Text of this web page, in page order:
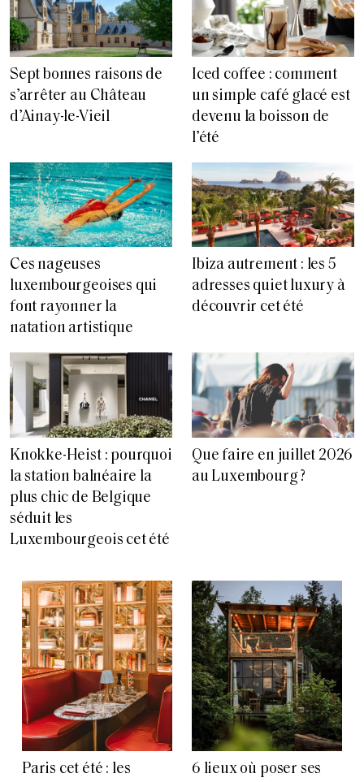
Sept bonnes raisons de
s’arrêter au Château
d’Ainay-le-Vieil
Iced coffee : comment
un simple café glacé est
devenu la boisson de
l’été
Ces nageuses
luxembourgeoises qui
font rayonner la
natation artistique
Ibiza autrement : les 5
adresses quiet luxury à
découvrir cet été
Knokke-Heist : pourquoi
la station balnéaire la
plus chic de Belgique
séduit les
Luxembourgeois cet été
Que faire en juillet 2026
au Luxembourg ?
Paris cet été : les
6 lieux où poser ses